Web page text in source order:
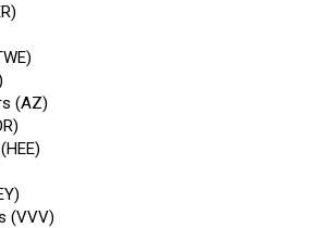
(AZ)
(VVV)